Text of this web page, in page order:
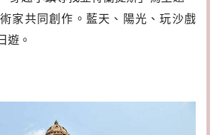
家共同創作。藍天、陽光、玩沙戲
遊。